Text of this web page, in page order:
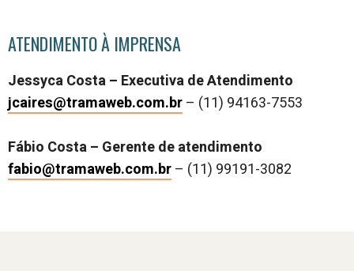
ATENDIMENTO À IMPRENSA
Jessyca Costa – Executiva de Atendimento
jcaires@tramaweb.com.br– (11) 94163-7553
Fábio Costa – Gerente de atendimento
fabio@tramaweb.com.br– (11) 99191-3082